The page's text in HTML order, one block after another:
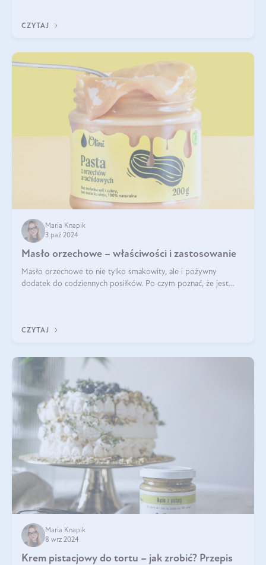
CZYTAJ
Maria Knapik
3 paź 2024
Masło orzechowe – właściwości i zastosowanie
Masło orzechowe to nie tylko smakowity, ale i pożywny
dodatek do codziennych posiłków. Po czym poznać, że jest
CZYTAJ
Maria Knapik
8 wrz 2024
Krem pistacjowy do tortu – jak zrobić? Przepis